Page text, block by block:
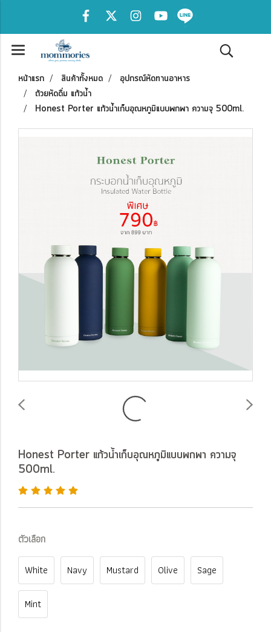
หน้าแรก สินค้าทั้งหมด
อุปกรณ์หัดทานอาหาร
ถ้วยหัดดื่ม แก้วน้ำ
Honest Porter แก้วน้ำเก็บอุณหภูมิแบบพกพา ความจุ 500ml.
Honest Porter แก้วน้ำเก็บอุณหภูมิแบบพกพา ความจุ
500ml.
ตัวเลือก
White Navy Mustard Olive Sage
Mint